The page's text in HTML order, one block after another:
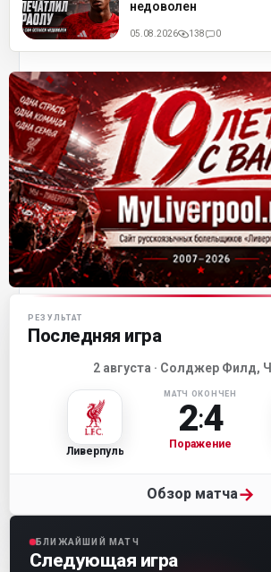
недоволен
05.08.2026 138 0
Матч-центр «Ливерпуля»
РЕЗУЛЬТАТ
Последняя игра
2 августа · Солджер Филд,
Ливерпуль
МАТЧ ОКОНЧЕН
2:4
Поражение
Обзор матча→
БЛИЖАЙШИЙ МАТЧ
Следующая игра